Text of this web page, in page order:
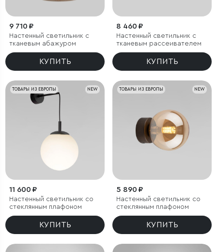
9 710 ₽
Настенный светильник с
тканевым абажуром
КУПИТЬ
8 460 ₽
Настенный светильник с
тканевым рассеивателем
КУПИТЬ
NEW
ТОВАРЫ ИЗ ЕВРОПЫ
11 600 ₽
Настенный светильник со
стеклянным плафоном
КУПИТЬ
NEW
ТОВАРЫ ИЗ ЕВРОПЫ
5 890 ₽
Настенный светильник со
стеклянным плафоном
КУПИТЬ